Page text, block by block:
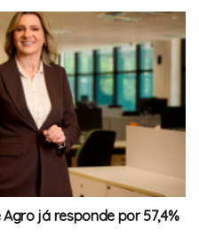
já responde por 57,4%